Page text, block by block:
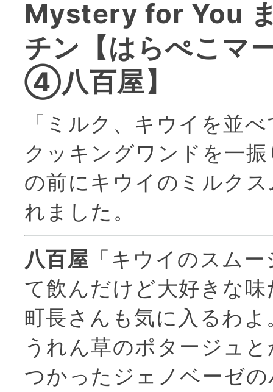
Mystery for You
チン【はらぺこマ
④八百屋】
「ミルク、キウイを並
クッキングワンドを一
の前にキウイのミルク
れました。
八百屋 「キウイのスム
て飲んだけど大好きな
町長さんも気に入るわ
うれん草のポタージュ
つかったジェノベーゼ